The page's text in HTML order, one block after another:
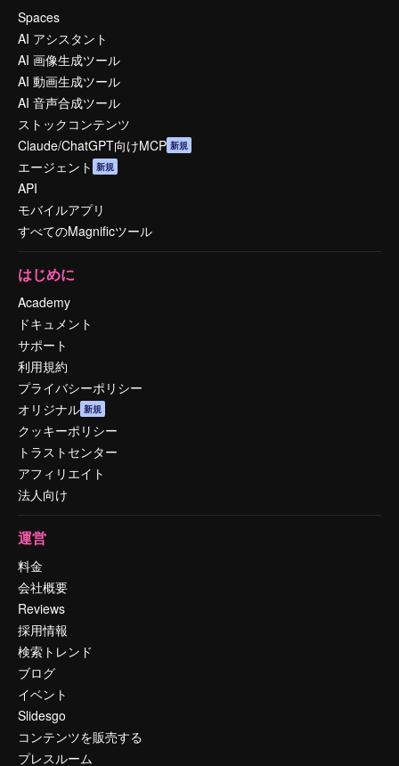
Spaces
AI アシスタント
AI 画像生成ツール
AI 動画生成ツール
AI 音声合成ツール
ストックコンテンツ
Claude/ChatGPT向けMCP 新規
エージェント 新規
API
モバイルアプリ
すべてのMagnificツール
はじめに
Academy
ドキュメント
サポート
利用規約
プライバシーポリシー
オリジナル 新規
クッキーポリシー
トラストセンター
アフィリエイト
法人向け
運営
料金
会社概要
Reviews
採用情報
検索トレンド
ブログ
イベント
Slidesgo
コンテンツを販売する
プレスルーム